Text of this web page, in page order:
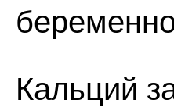
Кальций